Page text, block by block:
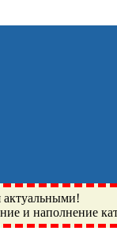
и наполнение